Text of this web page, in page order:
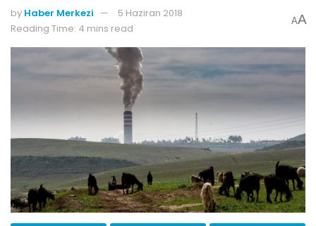
by Haber Merkezi
5 Haziran 2018
Reading Time: 4 mins read
AA